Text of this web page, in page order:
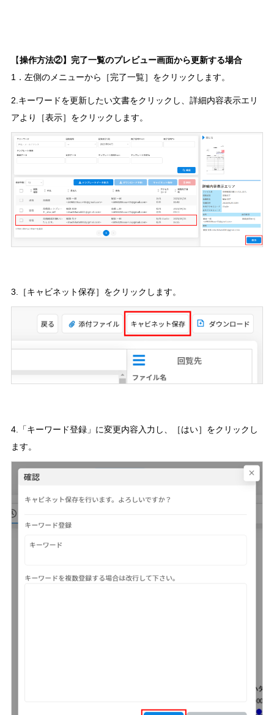
【操作方法②】完了一覧のプレビュー画面から更新する場合
1．左側のメニューから［完了一覧］をクリックします。
2.キーワードを更新したい文書をクリックし、詳細内容表示エリ
アより［表示］をクリックします。
3.［キャビネット保存］をクリックします。
4.「キーワード登録」に変更内容入力し、［はい］をクリックし
ます。